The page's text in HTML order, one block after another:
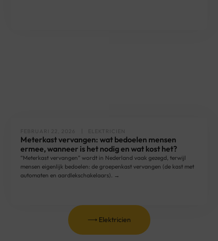
FEBRUARI 22, 2026 ELEKTRICIEN
Meterkast vervangen: wat bedoelen mensen
ermee, wanneer is het nodig en wat kost het?
“Meterkast vervangen” wordt in Nederland vaak gezegd, terwijl
mensen eigenlijk bedoelen: de groepenkast vervangen (de kast met
automaten en aardlekschakelaars). →
⟶ Elektricien